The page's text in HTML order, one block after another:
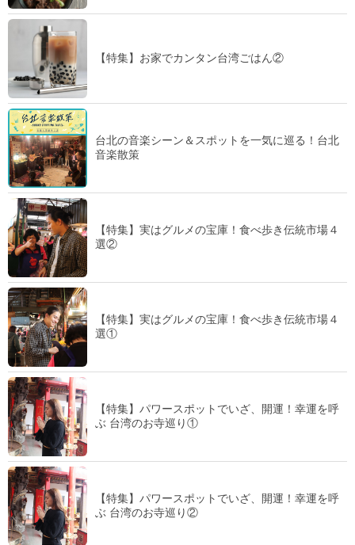
【特集】お家でカンタン台湾ごはん②
台北の音楽シーン＆スポットを一気に巡る！台北
音楽散策
【特集】実はグルメの宝庫！食べ歩き伝統市場４
選②
【特集】実はグルメの宝庫！食べ歩き伝統市場４
選①
【特集】パワースポットでいざ、開運！幸運を呼
ぶ 台湾のお寺巡り①
【特集】パワースポットでいざ、開運！幸運を呼
ぶ 台湾のお寺巡り②